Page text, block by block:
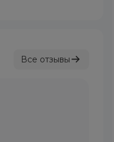
Все отзывы